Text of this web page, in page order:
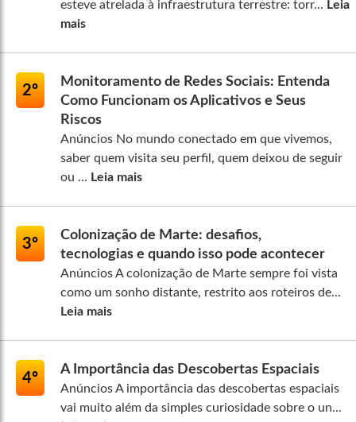
esteve atrelada à infraestrutura terrestre: torr... Leia
mais
2º
Monitoramento de Redes Sociais: Entenda
Como Funcionam os Aplicativos e Seus
Riscos
Anúncios No mundo conectado em que vivemos,
saber quem visita seu perfil, quem deixou de seguir
ou ... Leia mais
3º
Colonização de Marte: desafios,
tecnologias e quando isso pode acontecer
Anúncios A colonização de Marte sempre foi vista
como um sonho distante, restrito aos roteiros de...
Leia mais
4º
A Importância das Descobertas Espaciais
Anúncios A importância das descobertas espaciais
vai muito além da simples curiosidade sobre o un...